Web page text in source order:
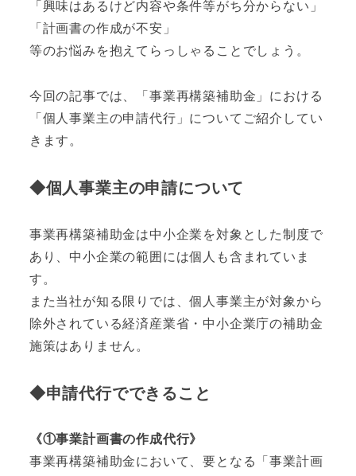
「興味はあるけど内容や条件等がち分からない」
「計画書の作成が不安」
等のお悩みを抱えてらっしゃることでしょう。
今回の記事では、「事業再構築補助金」における
「個人事業主の申請代行」についてご紹介してい
きます。
◆個人事業主の申請について
事業再構築補助金は中小企業を対象とした制度で
あり、中小企業の範囲には個人も含まれていま
す。
また当社が知る限りでは、個人事業主が対象から
除外されている経済産業省・中小企業庁の補助金
施策はありません。
◆申請代行でできること
《①事業計画書の作成代行》
事業再構築補助金において、要となる「事業計画